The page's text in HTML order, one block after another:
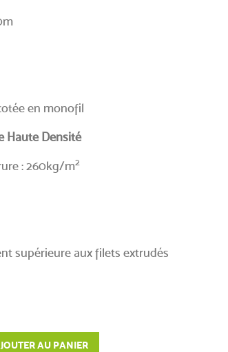
en monofil
Haute Densité
: 260kg/m2
supérieure aux filets extrudés
AU PANIER